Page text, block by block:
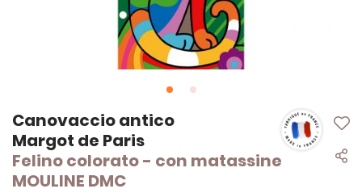
Canovaccio antico
Margot de Paris
Felino colorato - con matassine
MOULINE DMC
Vai
all'inizio
della
galleria
di